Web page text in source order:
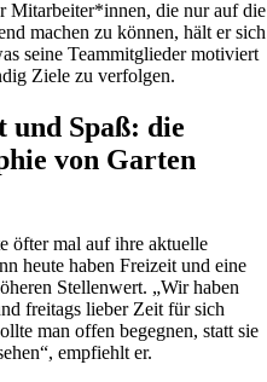
Mitarbeiter*innen, die nur auf die
machen zu können, hält er sich
seine Teammitglieder motiviert
Ziele zu verfolgen.
Spaß: die
von Garten
öfter mal auf ihre aktuelle
heute haben Freizeit und eine
Stellenwert. „Wir haben
freitags lieber Zeit für sich
man offen begegnen, statt sie
empfiehlt er.